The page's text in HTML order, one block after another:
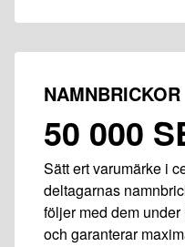
NAMNBRICKOR
50 000
Sätt ert varumärke i
deltagarnas
följer med dem
och garanterar